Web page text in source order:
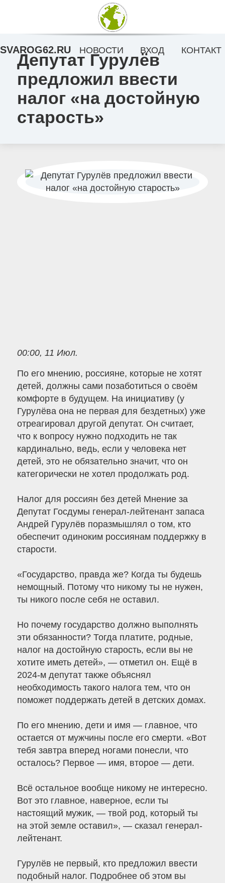
Депутат Гурулёв
предложил ввести
налог «на достойную
старость»
00:00, 11 Июл.
По его мнению, россияне, которые не хотят
детей, должны сами позаботиться о своём
комфорте в будущем. На инициативу (у
Гурулёва она не первая для бездетных) уже
отреагировал другой депутат. Он считает,
что к вопросу нужно подходить не так
кардинально, ведь, если у человека нет
детей, это не обязательно значит, что он
категорически не хотел продолжать род.
Налог для россиян без детей Мнение за
Депутат Госдумы генерал-лейтенант запаса
Андрей Гурулёв поразмышлял о том, кто
обеспечит одиноким россиянам поддержку в
старости.
«Государство, правда же? Когда ты будешь
немощный. Потому что никому ты не нужен,
ты никого после себя не оставил.
Но почему государство должно выполнять
эти обязанности? Тогда платите, родные,
налог на достойную старость, если вы не
хотите иметь детей», — отметил он. Ещё в
2024-м депутат также объяснял
необходимость такого налога тем, что он
поможет поддержать детей в детских домах.
По его мнению, дети и имя — главное, что
остается от мужчины после его смерти. «Вот
тебя завтра вперед ногами понесли, что
осталось? Первое — имя, второе — дети.
Всё остальное вообще никому не интересно.
Вот это главное, наверное, если ты
настоящий мужик, — твой род, который ты
на этой земле оставил», — сказал генерал-
лейтенант.
Гурулёв не первый, кто предложил ввести
подобный налог. Подробнее об этом вы
SVAROG62.RU НОВОСТИ ВХОД КОНТАКТ